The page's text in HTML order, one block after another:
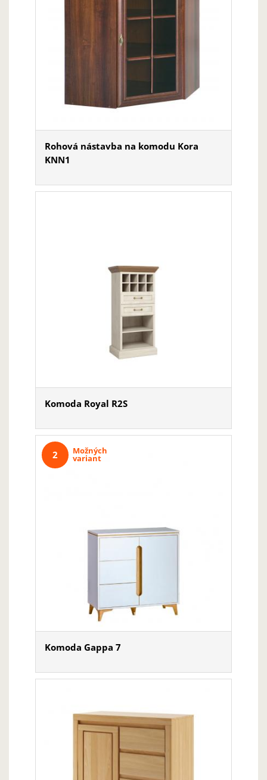
Rohová nástavba na komodu Kora
KNN1
Komoda Royal R2S
Možných
variant
2
Komoda Gappa 7